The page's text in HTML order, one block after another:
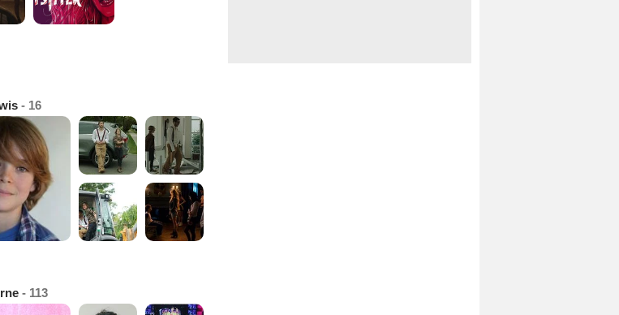
- 16
- 113